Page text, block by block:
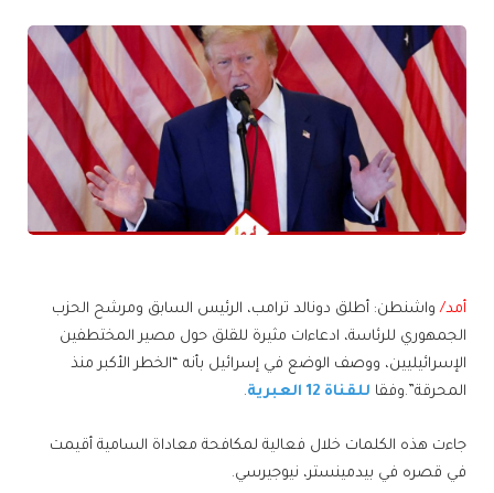
أمد/واشنطن: أطلق دونالد ترامب، الرئيس السابق ومرشح الحزب
الجمهوري للرئاسة، ادعاءات مثيرة للقلق حول مصير المختطفين
الإسرائيليين، ووصف الوضع في إسرائيل بأنه “الخطر الأكبر منذ
المحرقة”.وفقا للقناة 12 العبرية .
جاءت هذه الكلمات خلال فعالية لمكافحة معاداة السامية أقيمت
في قصره في بيدمينستر، نيوجيرسي.